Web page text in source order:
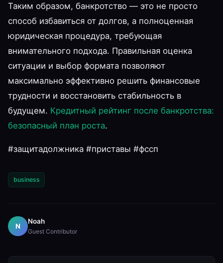
Таким образом, банкротство — это не просто
способ избавиться от долгов, а полноценная
юридическая процедура, требующая
внимательного подхода. Правильная оценка
ситуации и выбор формата позволяют
максимально эффективно решить финансовые
трудности и восстановить стабильность в
будущем. Кредитный рейтинг после банкротства:
безопасный план роста.
#защитадолжника #приставы #фссп
business
N
Noah
Guest Contributor